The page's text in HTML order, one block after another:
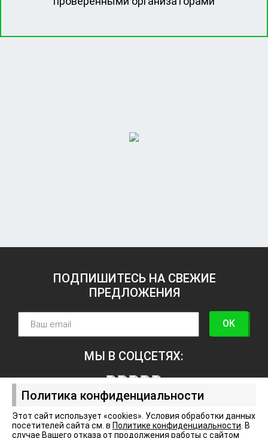
Политика конфиденциальности
Этот сайт использует «cookies». Условия обработки данных
посетителей сайта см. в Политике конфиденциальности . В
случае Вашего отказа от продолжения работы с сайтом
ПОДПИШИТЕСЬ НА СВЕЖИЕ
ПРЕДЛОЖЕНИЯ
OK
МЫ В СОЦСЕТЯХ:
Политика конфиденциальности